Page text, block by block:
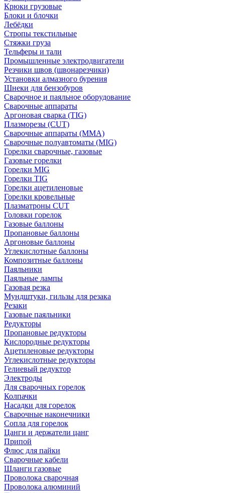
Крюки грузовые
Блоки и блочки
Лебёдки
Стропы текстильные
Стяжки груза
Тельферы и тали
Промышленные электродвигатели
Резчики швов (швонарезчики)
Установки алмазного бурения
Шнеки для бензобуров
Сварочное и паяльное оборудование
Сварочные аппараты
Аргоновая сварка (TIG)
Плазморезы (CUT)
Сварочные аппараты (MMA)
Сварочные полуавтоматы (MIG)
Горелки сварочные, газовые
Газовые горелки
Горелки MIG
Горелки TIG
Горелки ацетиленовые
Горелки кровельные
Плазматроны CUT
Головки горелок
Газовые баллоны
Пропановые баллоны
Аргоновые баллоны
Углекислотные баллоны
Композитные баллоны
Паяльники
Паяльные лампы
Газовая резка
Мундштуки, гильзы для резака
Резаки
Газовые паяльники
Редукторы
Пропановые редукторы
Кислородные редукторы
Ацетиленовые редукторы
Углекислотные редукторы
Гелиевый редуктор
Электроды
Для сварочных горелок
Колпачки
Насадки для горелок
Сварочные наконечники
Сопла для горелок
Цанги и держатели цанг
Припой
Флюс для пайки
Сварочные кабели
Шланги газовые
Проволока сварочная
Проволока алюминий